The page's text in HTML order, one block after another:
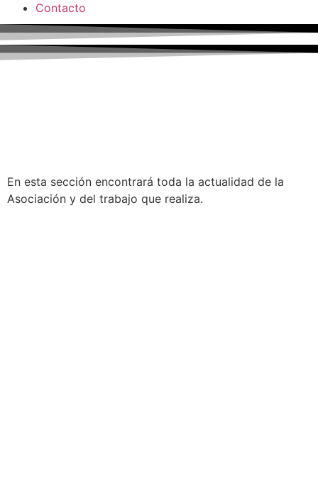
Contacto
En esta sección encontrará toda la actualidad de la
Asociación y del trabajo que realiza.